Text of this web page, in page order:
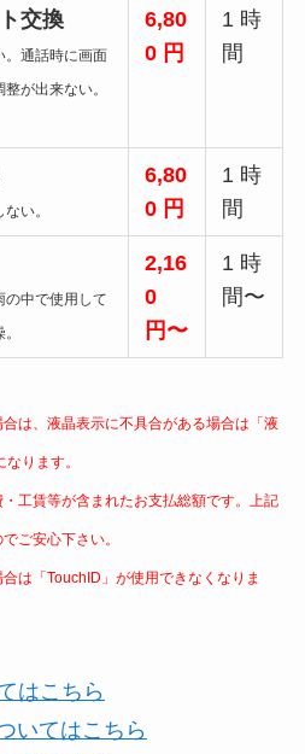
交換
。通話時に画面
が出来ない。
6,80
0 円
1 時
間
い。
6,80
0 円
1 時
間
の中で使用して
2,16
0
円〜
1 時
間〜
は、液晶表示に不具合がある場合は「液
ります。
工賃等が含まれたお支払総額です。上記
ご安心下さい。
は「TouchID」が使用できなくなりま
はこちら
いてはこちら